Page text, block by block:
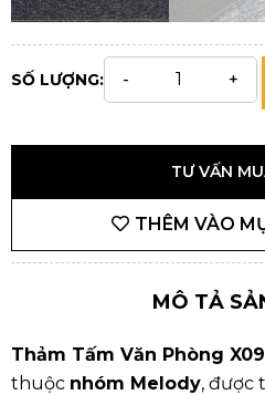
SỐ LƯỢNG:
TƯ VẤN
THÊM VÀO
MÔ TẢ
Thảm Tấm Văn Phòng X09
thuộc nhóm Melody, được